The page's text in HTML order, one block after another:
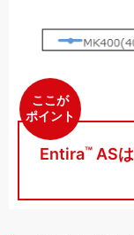
ここが
ポイント
Entira™ASは